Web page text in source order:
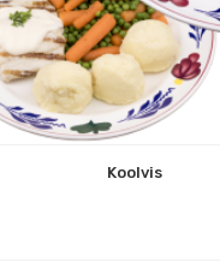
Koolvis